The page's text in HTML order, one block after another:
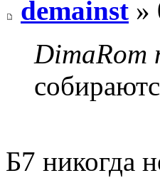
demainst »
DimaRom
Б7 никогда